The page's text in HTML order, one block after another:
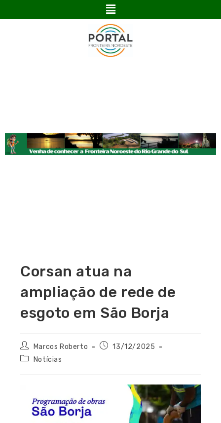
Corsan atua na
ampliação de rede de
esgoto em São Borja
Marcos Roberto
13/12/2025
Notícias